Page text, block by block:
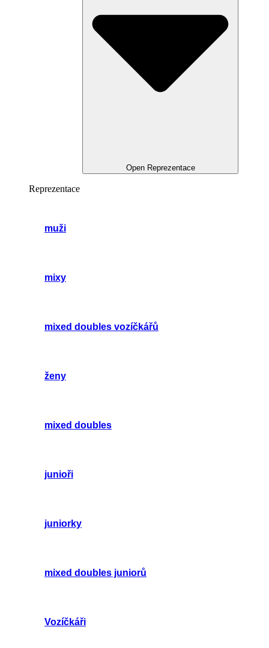
Open Reprezentace
Reprezentace
muži
mixy
mixed doubles vozíčkářů
ženy
mixed doubles
junioři
juniorky
mixed doubles juniorů
Vozíčkáři